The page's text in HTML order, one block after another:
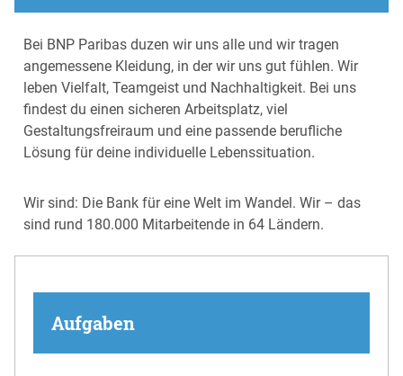
Bei BNP Paribas duzen wir uns alle und wir tragen
angemessene Kleidung, in der wir uns gut fühlen. Wir
leben Vielfalt, Teamgeist und Nachhaltigkeit. Bei uns
findest du einen sicheren Arbeitsplatz, viel
Gestaltungsfreiraum und eine passende berufliche
Lösung für deine individuelle Lebenssituation.
Wir sind: Die Bank für eine Welt im Wandel. Wir – das
sind rund 180.000 Mitarbeitende in 64 Ländern.
Aufgaben